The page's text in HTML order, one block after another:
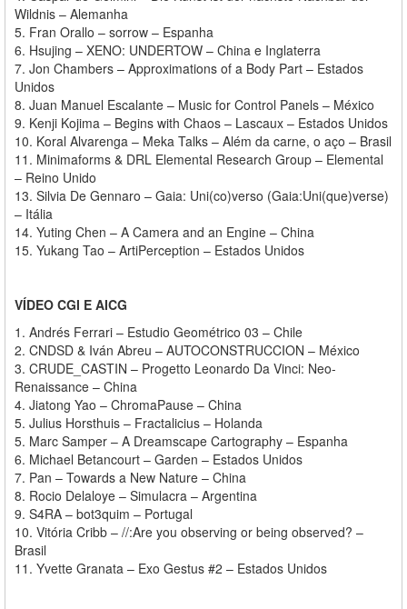
Wildnis – Alemanha
5. Fran Orallo – sorrow – Espanha
6. Hsujing – XENO: UNDERTOW – China e Inglaterra
7. Jon Chambers – Approximations of a Body Part – Estados
Unidos
8. Juan Manuel Escalante – Music for Control Panels – México
9. Kenji Kojima – Begins with Chaos – Lascaux – Estados Unidos
10. Koral Alvarenga – Meka Talks – Além da carne, o aço – Brasil
11. Minimaforms & DRL Elemental Research Group – Elemental
– Reino Unido
13. Silvia De Gennaro – Gaia: Uni(co)verso (Gaia:Uni(que)verse)
– Itália
14. Yuting Chen – A Camera and an Engine – China
15. Yukang Tao – ArtiPerception – Estados Unidos
VÍDEO CGI E AICG
1. Andrés Ferrari – Estudio Geométrico 03 – Chile
2. CNDSD & Iván Abreu – AUTOCONSTRUCCION – México
3. CRUDE_CASTIN – Progetto Leonardo Da Vinci: Neo-
Renaissance – China
4. Jiatong Yao – ChromaPause – China
5. Julius Horsthuis – Fractalicius – Holanda
5. Marc Samper – A Dreamscape Cartography – Espanha
6. Michael Betancourt – Garden – Estados Unidos
7. Pan – Towards a New Nature – China
8. Rocio Delaloye – Simulacra – Argentina
9. S4RA – bot3quim – Portugal
10. Vitória Cribb – //:Are you observing or being observed? –
Brasil
11. Yvette Granata – Exo Gestus #2 – Estados Unidos